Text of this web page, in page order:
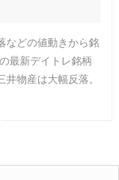
などの値動きから銘
最新デイトレ銘柄
物産は大幅反落。